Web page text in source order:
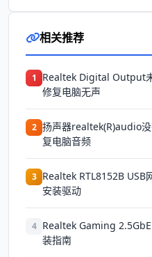
相关推荐
1
Realtek Digital Output
修复电脑无声
2 扬声器realtek(R)audio
复电脑音频
3 Realtek RTL8152B USB
安装驱动
4 Realtek Gaming
装指南